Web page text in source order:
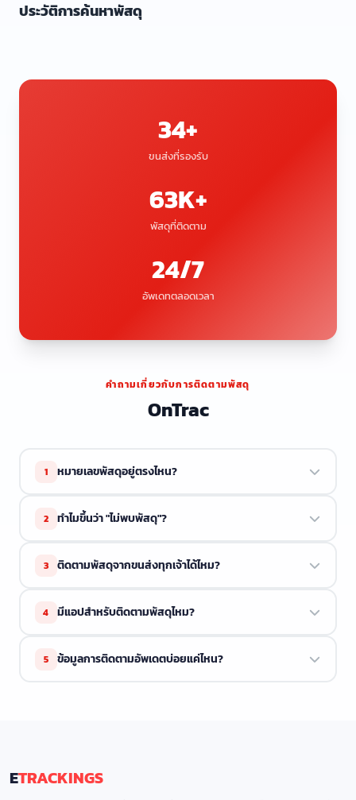
ประวัติการค้นหาพัสดุ
34+
ขนส่งที่รองรับ
63K+
พัสดุที่ติดตาม
24/7
อัพเดทตลอดเวลา
คำถามเกี่ยวกับการติดตามพัสดุ
OnTrac
1 หมายเลขพัสดุอยู่ตรงไหน?
ขาย มักจะขึ้นต้นด้วยตัวอักษรตามด้วยตัวเลข
2 ทำไมขึ้นว่า "ไม่พบพัสดุ"?
ขนส่งบางแห่งใช้เวลา 1 ถึง 2 วันในการอัพเดตระบบ
3 ติดตามพัสดุจากขนส่งทุกเจ้าได้ไหม?
รายการด้านบน เราติดตามให้ได้
4 มีแอปสำหรับติดตามพัสดุไหม?
พัสดุ, และประวัติการติดตาม
5 ข้อมูลการติดตามอัพเดตบ่อยแค่ไหน?
ETRACKINGS